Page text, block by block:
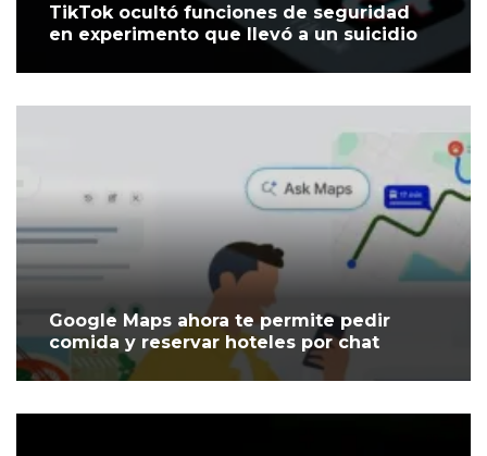
TikTok ocultó funciones de seguridad
en experimento que llevó a un suicidio
Google Maps ahora te permite pedir
comida y reservar hoteles por chat